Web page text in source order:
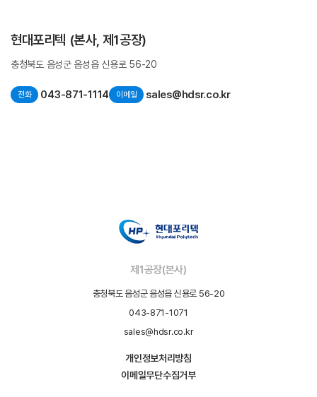
현대포리텍 (본사, 제1공장)
충청북도 음성군 음성읍 신용로 56-20
전화 043-871-1114 이메일 sales@hdsr.co.kr
제1공장(본사)
충청북도 음성군 음성읍 신용로 56-20
043-871-1071
sales@hdsr.co.kr
개인정보처리방침
이메일무단수집거부